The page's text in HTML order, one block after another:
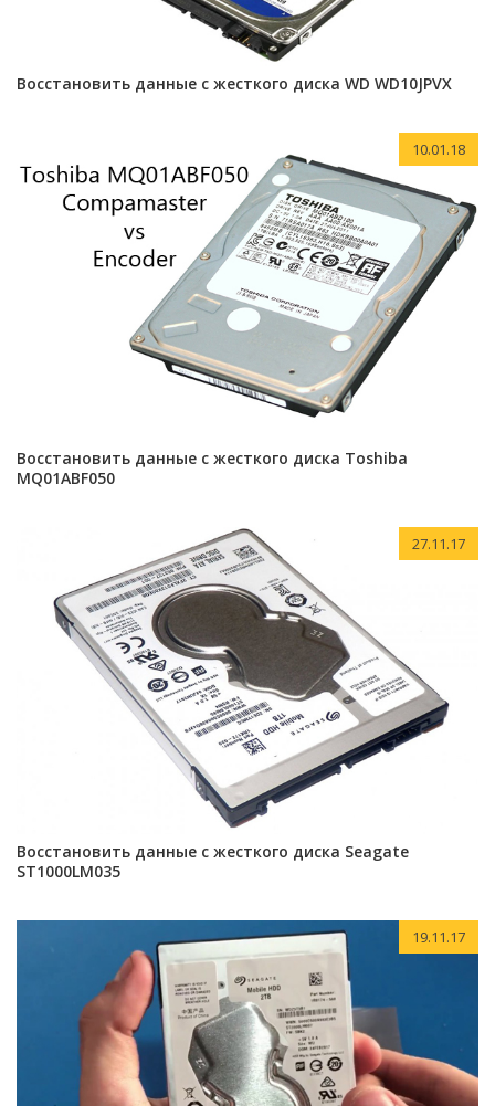
Восстановить данные с жесткого диска WD WD10JPVX
10.01.18
Восстановить данные с жесткого диска Toshiba
MQ01ABF050
27.11.17
Восстановить данные с жесткого диска Seagate
ST1000LM035
19.11.17